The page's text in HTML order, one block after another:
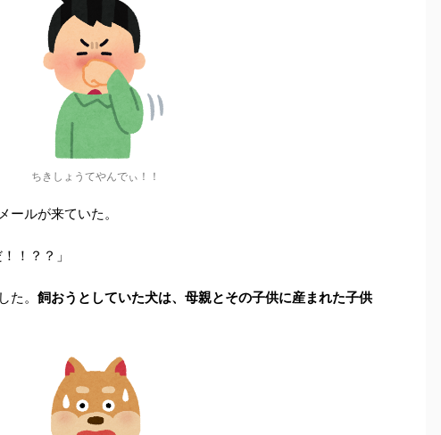
ちきしょうてやんでぃ！！
ールが来ていた。
！？？」
た。 飼おうとしていた犬は、母親とその子供に産まれた子供